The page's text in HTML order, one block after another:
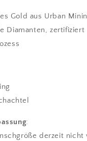
Gold aus Urban
Diamanten, zertifiziert
:
derzeit nicht